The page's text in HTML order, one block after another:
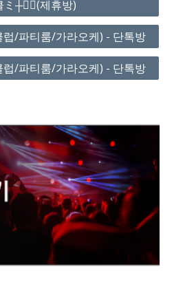
┼❤️‍🔥(제휴방)
/파티룸/가라오케) - 단톡방
/파티룸/가라오케) - 단톡방